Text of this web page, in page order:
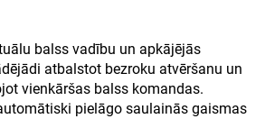
balss vadību un apkājējās
atbalstot bezroku atvēršanu un
vienkāršas balss komandas.
pielāgo saulainās gaismas